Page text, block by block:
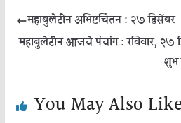
महाबुलेटीन अभिष्टचिंतन : २७
महाबुलेटीन आजचे पंचांग : रविवार, २७
शुभ
You May Also